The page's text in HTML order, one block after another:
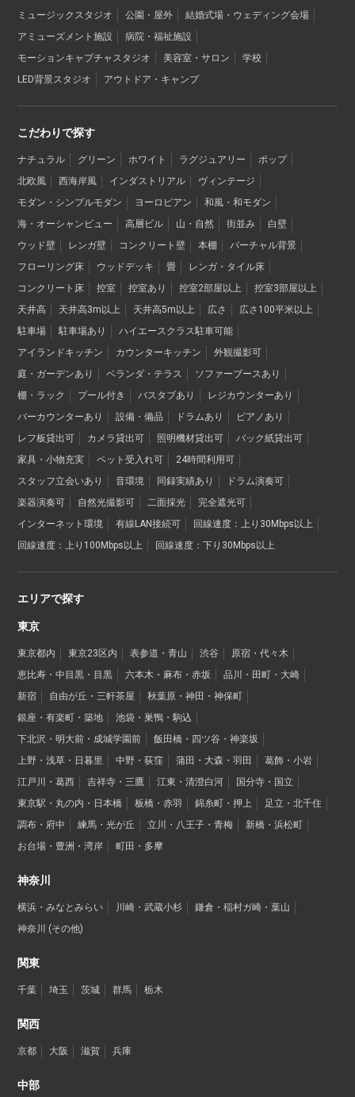
ミュージックスタジオ
公園・屋外
結婚式場・ウェディング会場
アミューズメント施設
病院・福祉施設
モーションキャプチャスタジオ
美容室・サロン
学校
LED背景スタジオ
アウトドア・キャンプ
こだわりで探す
ナチュラル グリーン ホワイト ラグジュアリー
ポップ
北欧風
西海岸風 インダストリアル
ヴィンテージ
モダン・シンプルモダン
ヨーロピアン
和風・和モダン
海・オーシャンビュー
高層ビル 山・自然 街並み
白壁
ウッド壁
レンガ壁 コンクリート壁 本棚
バーチャル背景
フローリング床
ウッドデッキ 畳
レンガ・タイル床
コンクリート床
控室 控室あり 控室2部屋以上
控室3部屋以上
天井高
天井高3m以上 天井高5m以上 広さ
広さ100平米以上
駐車場
駐車場あり
ハイエースクラス駐車可能
アイランドキッチン
カウンターキッチン
外観撮影可
庭・ガーデンあり
ベランダ・テラス
ソファーブースあり
棚・ラック
プール付き バスタブあり
レジカウンターあり
バーカウンターあり
設備・備品 ドラムあり
ピアノあり
レフ板貸出可
カメラ貸出可 照明機材貸出可
バック紙貸出可
家具・小物充実
ペット受入れ可
24時間利用可
スタッフ立会いあり
音環境 同録実績あり
ドラム演奏可
楽器演奏可
自然光撮影可 二面採光
完全遮光可
インターネット環境
有線LAN接続可
回線速度：上り30Mbps以上
回線速度：上り100Mbps以上
回線速度：下り30Mbps以上
エリアで探す
東京
東京都内 東京23区内 表参道・青山 渋谷
原宿・代々木
恵比寿・中目黒・目黒
六本木・麻布・赤坂
品川・田町・大崎
新宿
自由が丘・三軒茶屋
秋葉原・神田・神保町
銀座・有楽町・築地
池袋・巣鴨・駒込
下北沢・明大前・成城学園前
飯田橋・四ツ谷・神楽坂
上野・浅草・日暮里
中野・荻窪 蒲田・大森・羽田
葛飾・小岩
江戸川・葛西
吉祥寺・三鷹 江東・清澄白河
国分寺・国立
東京駅・丸の内・日本橋
板橋・赤羽 錦糸町・押上
足立・北千住
調布・府中
練馬・光が丘 立川・八王子・青梅
新橋・浜松町
お台場・豊洲・湾岸
町田・多摩
神奈川
横浜・みなとみらい 川崎・武蔵小杉
鎌倉・稲村ガ崎・葉山
神奈川 (その他)
関東
千葉 埼玉 茨城 群馬 栃木
関西
京都 大阪 滋賀 兵庫
中部